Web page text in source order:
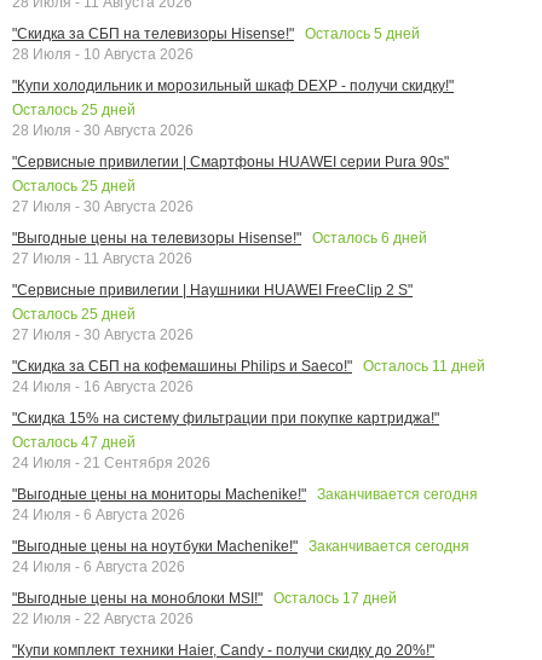
"Скидка за СБП на телевизоры Hisense!"
Осталось 5 дней
28 Июля - 10 Августа 2026
"Купи холодильник и морозильный шкаф DEXP - получи скидку!"
Осталось 25 дней
28 Июля - 30 Августа 2026
"Сервисные привилегии | Смартфоны HUAWEI серии Pura 90s"
Осталось 25 дней
27 Июля - 30 Августа 2026
"Выгодные цены на телевизоры Hisense!"
Осталось 6 дней
27 Июля - 11 Августа 2026
"Сервисные привилегии | Наушники HUAWEI FreeClip 2 S"
Осталось 25 дней
27 Июля - 30 Августа 2026
"Скидка за СБП на кофемашины Philips и Saeco!"
Осталось 11 дней
24 Июля - 16 Августа 2026
"Скидка 15% на систему фильтрации при покупке картриджа!"
Осталось 47 дней
24 Июля - 21 Сентября 2026
"Выгодные цены на мониторы Machenike!"
Заканчивается сегодня
24 Июля - 6 Августа 2026
"Выгодные цены на ноутбуки Machenike!"
Заканчивается сегодня
24 Июля - 6 Августа 2026
"Выгодные цены на моноблоки MSI!"
Осталось 17 дней
22 Июля - 22 Августа 2026
"Купи комплект техники Haier, Candy - получи скидку до 20%!"